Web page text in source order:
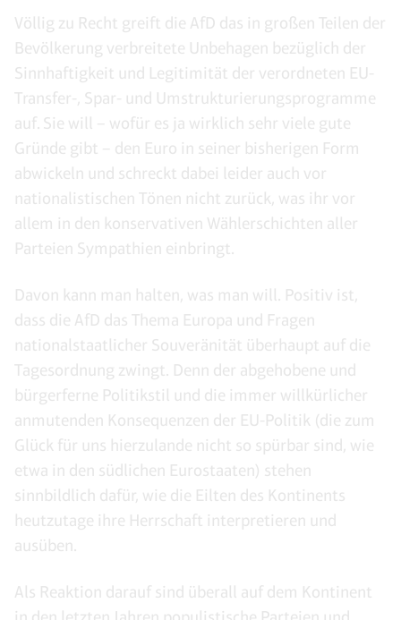
Völlig zu Recht greift die AfD das in großen Teilen der
Bevölkerung verbreitete Unbehagen bezüglich der
Sinnhaftigkeit und Legitimität der verordneten EU-
Transfer-, Spar- und Umstrukturierungsprogramme
auf. Sie will – wofür es ja wirklich sehr viele gute
Gründe gibt – den Euro in seiner bisherigen Form
abwickeln und schreckt dabei leider auch vor
nationalistischen Tönen nicht zurück, was ihr vor
allem in den konservativen Wählerschichten aller
Parteien Sympathien einbringt.
Davon kann man halten, was man will. Positiv ist,
dass die AfD das Thema Europa und Fragen
nationalstaatlicher Souveränität überhaupt auf die
Tagesordnung zwingt. Denn der abgehobene und
bürgerferne Politikstil und die immer willkürlicher
anmutenden Konsequenzen der EU-Politik (die zum
Glück für uns hierzulande nicht so spürbar sind, wie
etwa in den südlichen Eurostaaten) stehen
sinnbildlich dafür, wie die Eilten des Kontinents
heutzutage ihre Herrschaft interpretieren und
ausüben.
Als Reaktion darauf sind überall auf dem Kontinent